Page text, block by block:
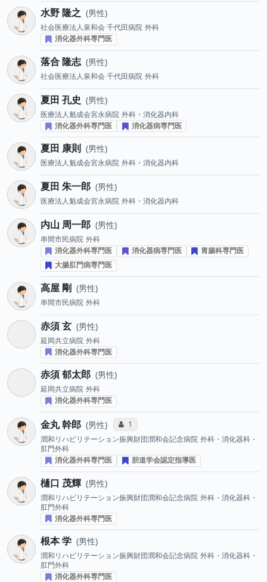
水野 隆之 男性
社会医療法人泉和会 千代田病院 外科
消化器外科専門医
落合 隆志 男性
社会医療法人泉和会 千代田病院 外科
夏田 孔史 男性
医療法人魁成会宮永病院 外科・消化器内科
消化器外科専門医
消化器病専門医
夏田 康則 男性
医療法人魁成会宮永病院 外科・消化器内科
夏田 朱一郎 男性
医療法人魁成会宮永病院 外科・消化器内科
内山 周一郎 男性
串間市民病院 外科
消化器外科専門医
消化器病専門医
胃腸科専門医
大腸肛門病専門医
高屋 剛 男性
串間市民病院 外科
赤須 玄 男性
延岡共立病院 外科
消化器外科専門医
赤須 郁太郎 男性
延岡共立病院 外科
消化器外科専門医
金丸 幹郎 男性 コミュニケーション・タイプ投票数
1
潤和リハビリテーション振興財団潤和会記念病院 外科・消化器科・
肛門外科
消化器外科専門医
胆道学会認定指導医
樋口 茂輝 男性
潤和リハビリテーション振興財団潤和会記念病院 外科・消化器科・
肛門外科
消化器外科専門医
根本 学 男性
潤和リハビリテーション振興財団潤和会記念病院 外科・消化器科・
肛門外科
消化器外科専門医